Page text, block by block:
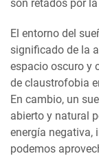
son retados por
El entorno del
significado de la
espacio oscuro y
de claustrofobia
En cambio, un
abierto y natural
energía negativa,
podemos